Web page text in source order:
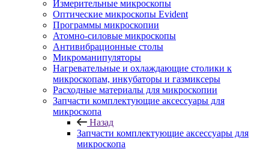
Измерительные микроскопы
Оптические микроскопы Evident
Программы микроскопии
Атомно-силовые микроскопы
Антивибрационные столы
Микроманипуляторы
Нагревательные и охлаждающие столики к
микроскопам, инкубаторы и газмиксеры
Расходные материалы для микроскопии
Запчасти комплектующие аксессуары для
микроскопа
Назад
Запчасти комплектующие аксессуары для
микроскопа